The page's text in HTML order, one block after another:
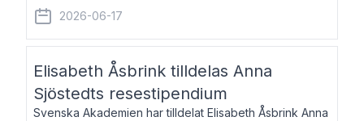
Stipendiebeloppet är på 70 000 kronor vardera. Eric
Cullhed, född 1985, är professor i grekis
2026-06-17
Elisabeth Åsbrink tilldelas Anna
Sjöstedts resestipendium
Svenska Akademien har tilldelat Elisabeth Åsbrink Anna